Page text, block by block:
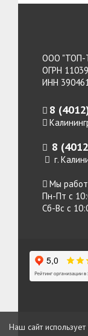
ООО "ТОП-
ОГРН
ИНН
8
8
г.
Мы
Пн-Пт с
Сб-Вс с
Наш сайт